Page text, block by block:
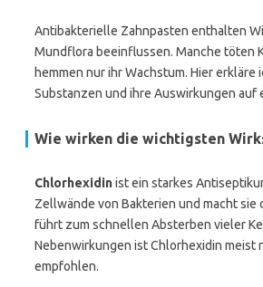
Antibakterielle Zahnpasten enthalten
Mundflora beeinflussen. Manche töten
hemmen nur ihr Wachstum. Hier erkläre
Substanzen und ihre Auswirkungen auf
Wie wirken die wichtigsten
Chlorhexidinist ein starkes
Zellwände von Bakterien und macht sie
führt zum schnellen Absterben vieler
Nebenwirkungen ist Chlorhexidin meist
empfohlen.